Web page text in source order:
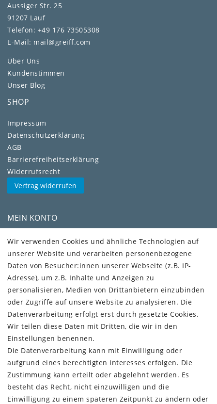
Aussiger Str. 25
91207 Lauf
Telefon: +49 176 73505308
E-Mail: mail@greiff.com
Über Uns
Kundenstimmen
Unser Blog
SHOP
Impressum
Daten­schutz­erklärung
AGB
Barrierefreiheitserklärung
Widerrufs­recht
Vertrag widerrufen
MEIN KONTO
Kundenkonto
VERSAND + SERVICE
Versandinformationen
Rückgabeinformationen
Zahlungsinformationen
Vorkasse (3% Rabatt)
Paypal
Kauf auf Rechnung (Paypalservice)
Lastschrift (Paypalservice)
Kreditkarte (Paypalservice)
Wir verwenden Cookies und ähnliche Technologien auf
unserer Website und verarbeiten personenbezogene
Daten von Besucher:innen unserer Webseite (z.B. IP-
Adresse), um z.B. Inhalte und Anzeigen zu
personalisieren, Medien von Drittanbietern einzubinden
oder Zugriffe auf unsere Website zu analysieren. Die
Datenverarbeitung erfolgt erst durch gesetzte Cookies.
Wir teilen diese Daten mit Dritten, die wir in den
Einstellungen benennen.
Die Datenverarbeitung kann mit Einwilligung oder
aufgrund eines berechtigten Interesses erfolgen. Die
Zustimmung kann erteilt oder abgelehnt werden. Es
besteht das Recht, nicht einzuwilligen und die
Einwilligung zu einem späteren Zeitpunkt zu ändern oder